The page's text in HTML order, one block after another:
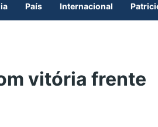
País Internacional
vitória frente